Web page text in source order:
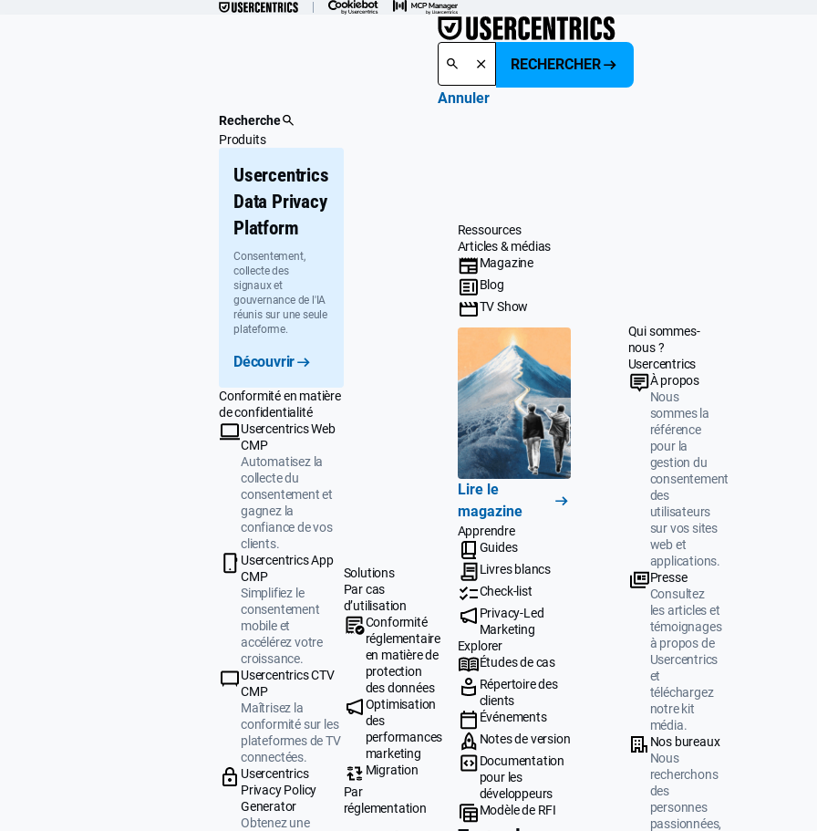
RECHERCHER
Annuler
Recherche
Produits
Usercentrics
Data Privacy
Platform
Consentement,
collecte des
signaux et
gouvernance de l'IA
réunis sur une seule
plateforme.
Découvrir
Conformité en matière
de confidentialité
Usercentrics Web
CMP
Automatisez la
collecte du
consentement et
gagnez la
confiance de vos
clients.
Usercentrics App
CMP
Simplifiez le
consentement
mobile et
accélérez votre
croissance.
Usercentrics CTV
CMP
Maîtrisez la
conformité sur les
plateformes de TV
connectées.
Usercentrics
Privacy Policy
Generator
Obtenez une
Solutions
Par cas
d’utilisation
Conformité
réglementaire
en matière de
protection
des données
Optimisation
des
performances
marketing
Migration
Par
réglementation
Ressources
Articles & médias
Magazine
Blog
TV Show
Lire le
magazine
Apprendre
Guides
Livres blancs
Check-list
Privacy-Led
Marketing
Explorer
Études de cas
Répertoire des
clients
Événements
Notes de version
Documentation
pour les
développeurs
Modèle de RFI
Qui sommes-
nous ?
Usercentrics
À propos
Nous
sommes la
référence
pour la
gestion du
consentement
des
utilisateurs
sur vos sites
web et
applications.
Presse
Consultez
les articles et
témoignages
à propos de
Usercentrics
et
téléchargez
notre kit
média.
Nos bureaux
Nous
recherchons
des
personnes
passionnées,